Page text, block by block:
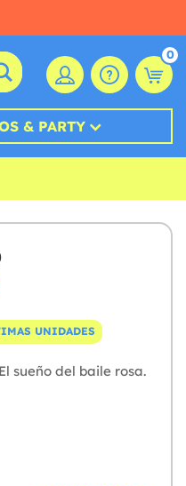
0
& PARTY
UNIDADES
sueño del baile rosa.